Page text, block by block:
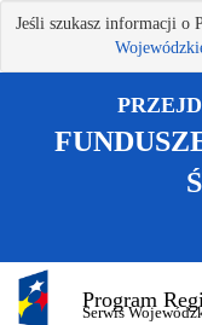
Jeśli szukasz informacji o
Program
Serwis